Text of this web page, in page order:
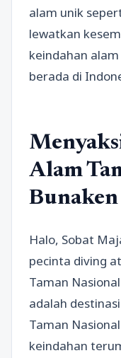
alam unik
lewatkan
keindahan
berada di
Alam
Bunaken
Halo, Sobat
pecinta diving
Taman
adalah
Taman
keindahan